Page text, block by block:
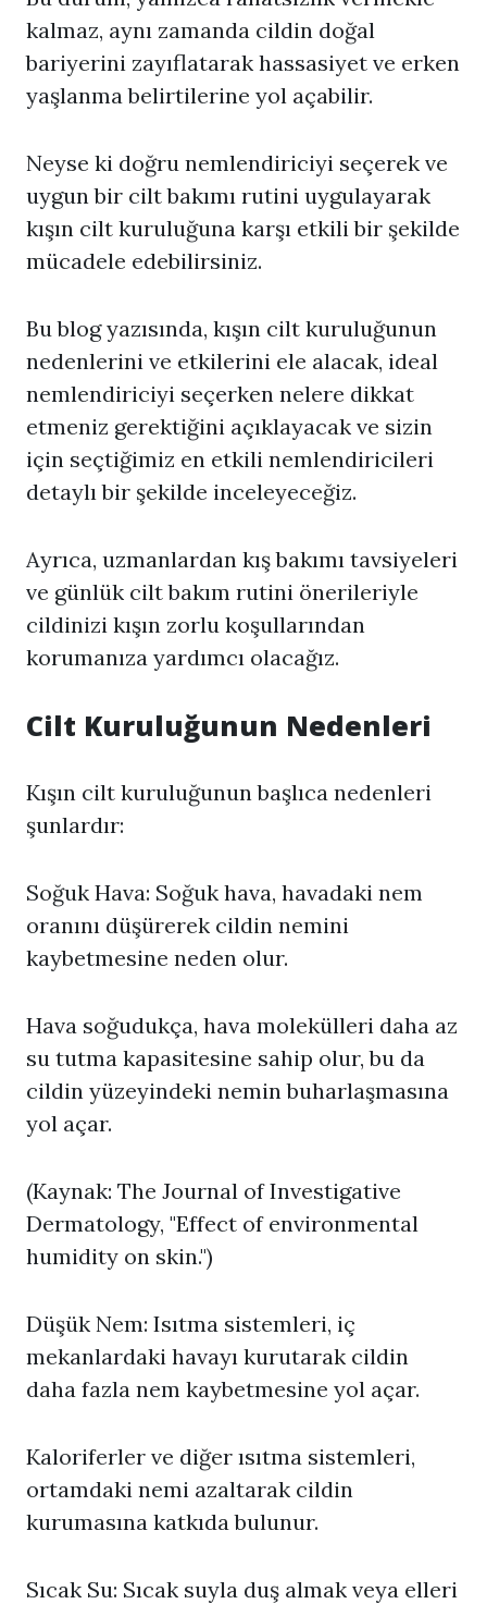
kalmaz, aynı zamanda cildin doğal
bariyerini zayıflatarak hassasiyet ve erken
yaşlanma belirtilerine yol açabilir.
Neyse ki doğru nemlendiriciyi seçerek ve
uygun bir cilt bakımı rutini uygulayarak
kışın cilt kuruluğuna karşı etkili bir şekilde
mücadele edebilirsiniz.
Bu blog yazısında, kışın cilt kuruluğunun
nedenlerini ve etkilerini ele alacak, ideal
nemlendiriciyi seçerken nelere dikkat
etmeniz gerektiğini açıklayacak ve sizin
için seçtiğimiz en etkili nemlendiricileri
detaylı bir şekilde inceleyeceğiz.
Ayrıca, uzmanlardan kış bakımı tavsiyeleri
ve günlük cilt bakım rutini önerileriyle
cildinizi kışın zorlu koşullarından
korumanıza yardımcı olacağız.
Cilt Kuruluğunun Nedenleri
Kışın cilt kuruluğunun başlıca nedenleri
şunlardır:
Soğuk Hava: Soğuk hava, havadaki nem
oranını düşürerek cildin nemini
kaybetmesine neden olur.
Hava soğudukça, hava molekülleri daha az
su tutma kapasitesine sahip olur, bu da
cildin yüzeyindeki nemin buharlaşmasına
yol açar.
(Kaynak: The Journal of Investigative
Dermatology, "Effect of environmental
humidity on skin.")
Düşük Nem: Isıtma sistemleri, iç
mekanlardaki havayı kurutarak cildin
daha fazla nem kaybetmesine yol açar.
Kaloriferler ve diğer ısıtma sistemleri,
ortamdaki nemi azaltarak cildin
kurumasına katkıda bulunur.
Sıcak Su: Sıcak suyla duş almak veya elleri